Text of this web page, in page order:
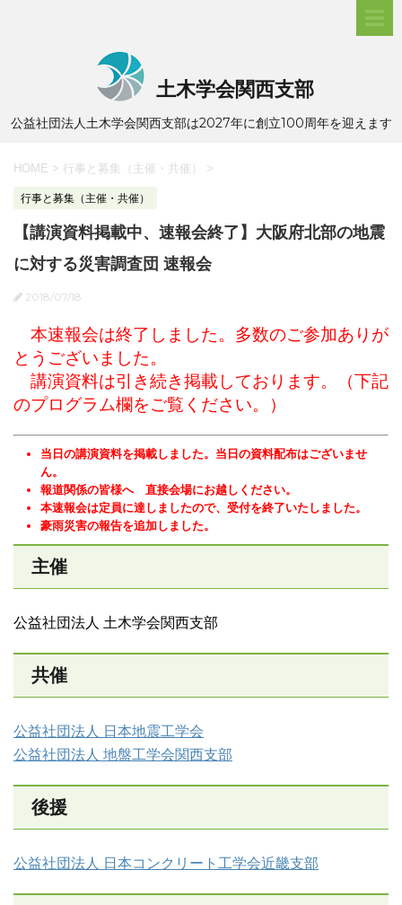
土木学会関西支部
公益社団法人土木学会関西支部は2027年に創立100周年を迎えます
HOME > 行事と募集（主催・共催） >
行事と募集（主催・共催）
【講演資料掲載中、速報会終了】大阪府北部の地震
に対する災害調査団 速報会
2018/07/18
本速報会は終了しました。多数のご参加ありが
とうございました。
講演資料は引き続き掲載しております。（下記
のプログラム欄をご覧ください。）
当日の講演資料を掲載しました。当日の資料配布はございませ
ん。
報道関係の皆様へ 直接会場にお越しください。
本速報会は定員に達しましたので、受付を終了いたしました。
豪雨災害の報告を追加しました。
主催
公益社団法人 土木学会関西支部
共催
公益社団法人 日本地震工学会
公益社団法人 地盤工学会関西支部
後援
公益社団法人 日本コンクリート工学会近畿支部